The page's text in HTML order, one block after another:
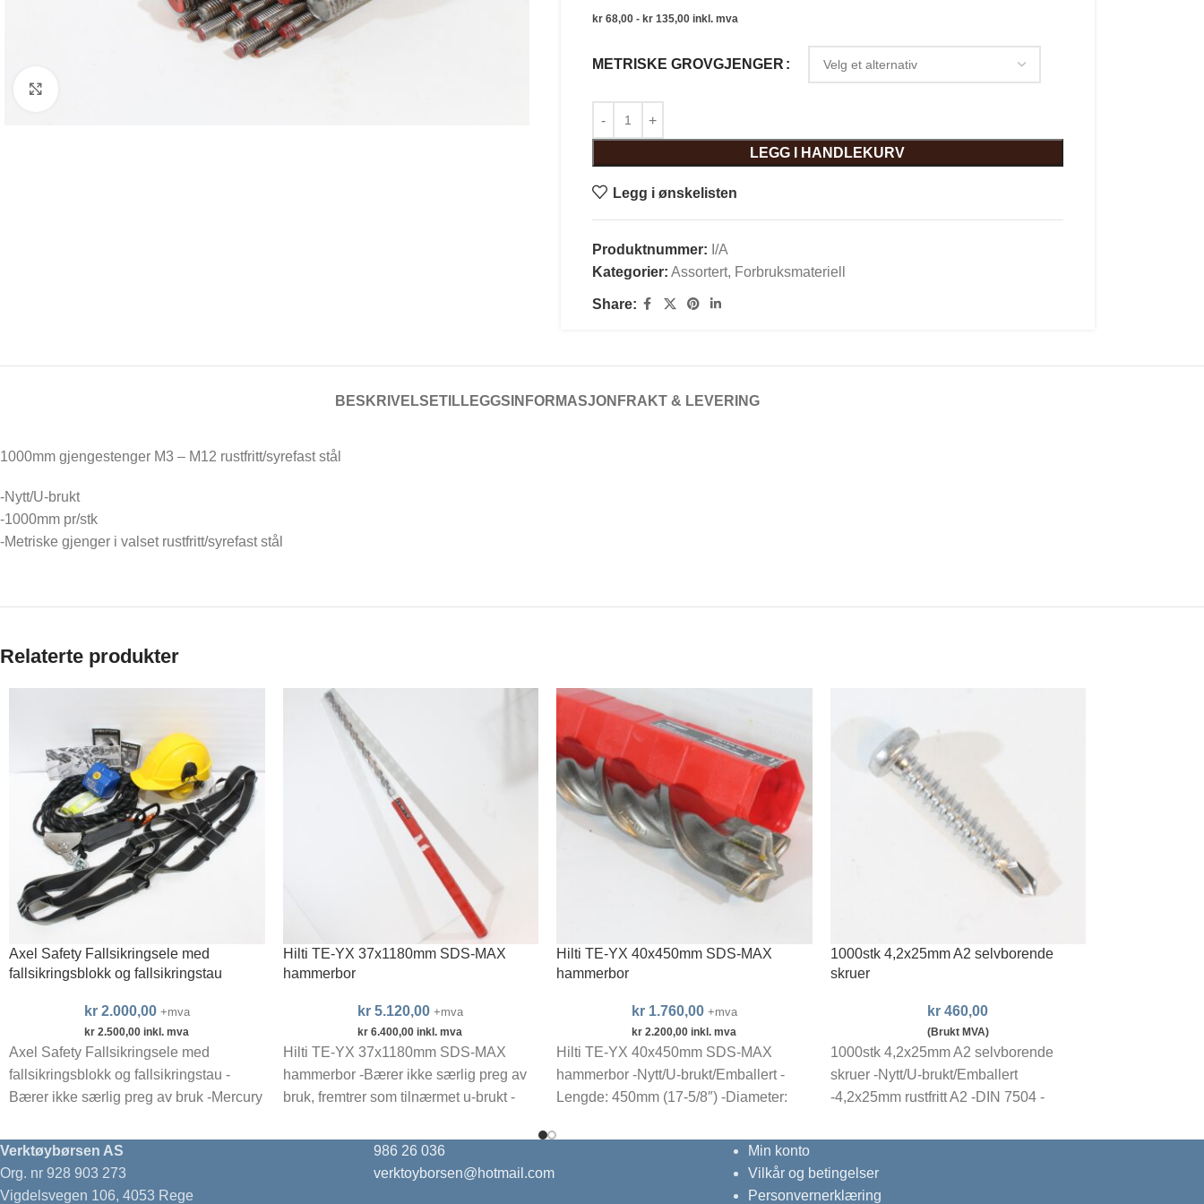
kr68,00- kr135,00inkl. mva
METRISKE GROVGJENGER
LEGG I HANDLEKURV
Legg i ønskelisten
Produktnummer: I/A
Kategorier: Assortert, Forbruksmateriell
Share:
BESKRIVELSETILLEGGSINFORMASJON FRAKT & LEVERING
1000mm gjengestenger M3 – M12 rustfritt/syrefast stål
-Nytt/U-brukt
-1000mm pr/stk
-Metriske gjenger i valset rustfritt/syrefast stål
Relaterte produkter
Axel Safety Fallsikringsele med
fallsikringsblokk og fallsikringstau
kr2.000,00 +mva
kr2.500,00inkl. mva
Axel Safety Fallsikringsele med
fallsikringsblokk og fallsikringstau -
Bærer ikke særlig preg av bruk -Mercury
Fallsikringstau -Sala
Hilti TE-YX 37x1180mm SDS-MAX
hammerbor
kr 5.120,00 +mva
kr 6.400,00 inkl. mva
Hilti TE-YX 37x1180mm SDS-MAX
hammerbor -Bærer ikke særlig preg av
bruk, fremtrer som tilnærmet u-brukt -
tange)
Hilti TE-YX 40x450mm SDS-MAX
hammerbor
kr1.760,00 +mva
kr2.200,00inkl. mva
Hilti TE-YX 40x450mm SDS-MAX
hammerbor -Nytt/U-brukt/Emballert -
Lengde: 450mm (17-5/8″) -Diameter:
-Made in Germany
1000stk 4,2x25mm A2 selvborende
skruer
kr460,00
(Brukt MVA)
1000stk 4,2x25mm A2 selvborende
skruer -Nytt/U-brukt/Emballert
-4,2x25mm rustfritt A2 -DIN 7504 -
Verktøybørsen AS
Org. nr 928 903 273
Vigdelsvegen 106, 4053 Rege
986 26 036
verktoyborsen@hotmail.com
Min konto
Vilkår og betingelser
Personvernerklæring